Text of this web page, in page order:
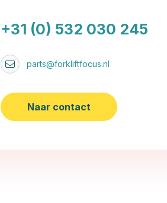
+31 (0) 532 030 245
parts@forkliftfocus.nl
Naar contact